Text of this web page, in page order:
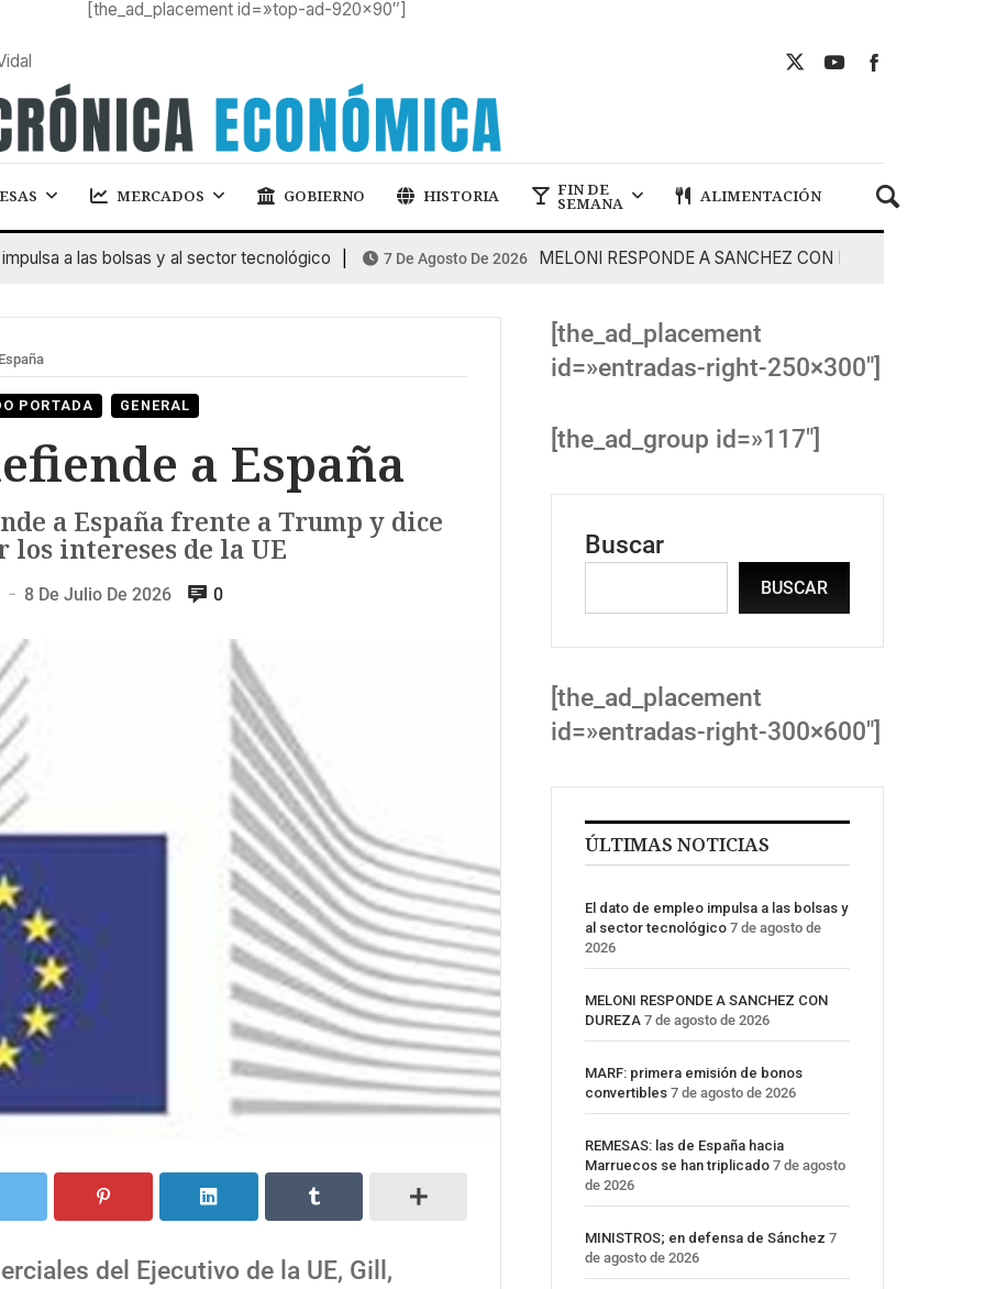
[the_ad_placement id=»top-ad-920×90″]
MERCADOS GOBIERNO HISTORIA FIN DE
SEMANA ALIMENTACIÓN
a las bolsas y al sector tecnológico 7 De Agosto De 2026 MELONI RESPONDE A SANCHEZ CON DUREZA
PORTADA GENERAL
a España
a España frente a Trump y dice
los intereses de la UE
— 8 De Julio De 2026 0
del Ejecutivo de la UE, Gill,
[the_ad_placement
id=»entradas-right-250×300″]
[the_ad_group id=»117″]
Buscar
BUSCAR
[the_ad_placement
id=»entradas-right-300×600″]
ÚLTIMAS NOTICIAS
El dato de empleo impulsa a las bolsas y
al sector tecnológico 7 de agosto de
2026
MELONI RESPONDE A SANCHEZ CON
DUREZA 7 de agosto de 2026
MARF: primera emisión de bonos
convertibles 7 de agosto de 2026
REMESAS: las de España hacia
Marruecos se han triplicado 7 de agosto
de 2026
MINISTROS; en defensa de Sánchez 7
de agosto de 2026